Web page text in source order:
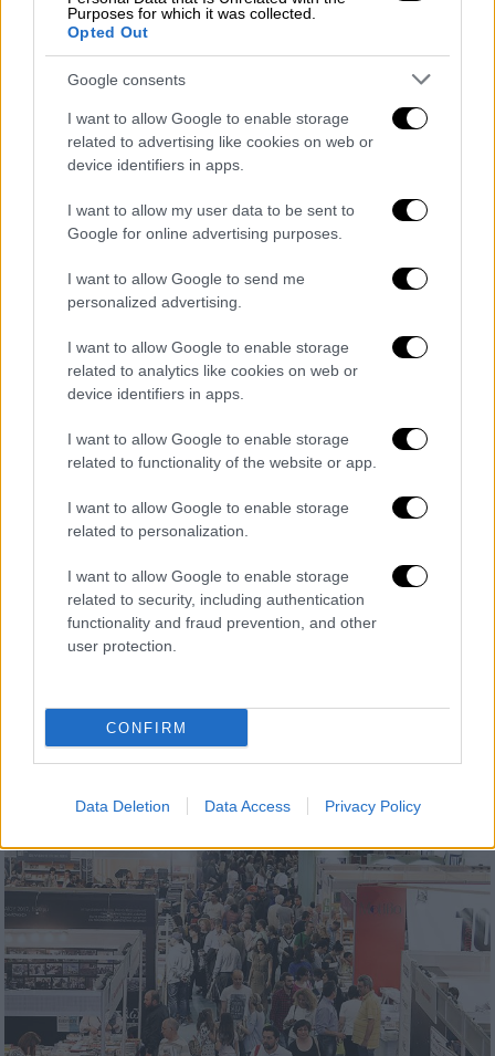
Purposes for which it was collected.
Opted Out
Google consents
I want to allow Google to enable storage
related to advertising like cookies on web or
device identifiers in apps.
I want to allow my user data to be sent to
Google for online advertising purposes.
I want to allow Google to send me
personalized advertising.
I want to allow Google to enable storage
related to analytics like cookies on web or
device identifiers in apps.
I want to allow Google to enable storage
related to functionality of the website or app.
I want to allow Google to enable storage
related to personalization.
I want to allow Google to enable storage
related to security, including authentication
functionality and fraud prevention, and other
user protection.
CONFIRM
Data Deletion Data Access Privacy Policy
Μεσολόγγι, περιοχές από τις οποίες
κατεξοχήν κατάγονταν τα ορφανά της
Επανάστασης.
Μεγάλες συγκεντρώσεις στη
της ομιλίας Μητσοτάκη στη ΔΕΘ
Πολύ ισχυρή είναι η αστυνομική παρουσία,
ενώ κυκλοφοριακές ρυθμίσεις
οχημάτων σε συγκεκριμένους δρόμους της
πόλης.